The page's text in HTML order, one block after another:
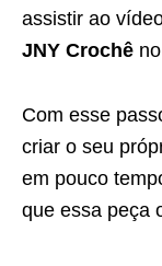
assistir ao
JNY Crochê
Com esse
criar o seu
em pouco
que essa peça